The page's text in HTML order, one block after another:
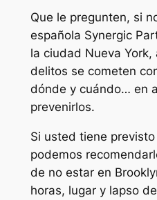
Que le pregunten, si
española Synergic
la ciudad Nueva York,
delitos se cometen
dónde y cuándo… en
prevenirlos.
Si usted tiene
podemos
de no estar en
horas, lugar y lapso